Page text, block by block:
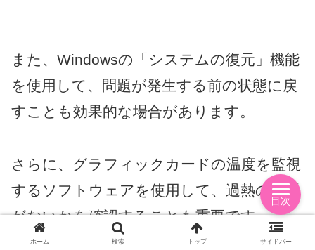
また、Windowsの「システムの復元」機能
を使用して、問題が発生する前の状態に戻
すことも効果的な場合があります。
さらに、グラフィックカードの温度を監視
するソフトウェアを使用して、過熱の問題
がないかを確認することも重要です。
ホーム 検索 トップ サイドバー
目次